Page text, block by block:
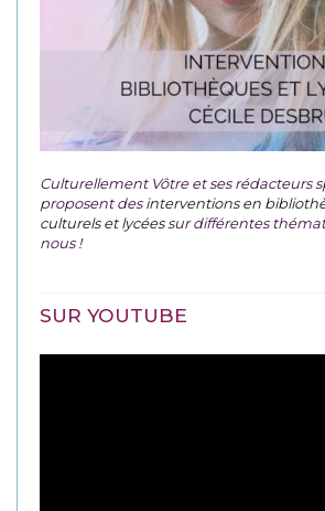
Culturellement Vôtre et ses rédacteurs
proposent desinterventions en
culturels et lycéessur différentes
nous !
SUR YOUTUBE